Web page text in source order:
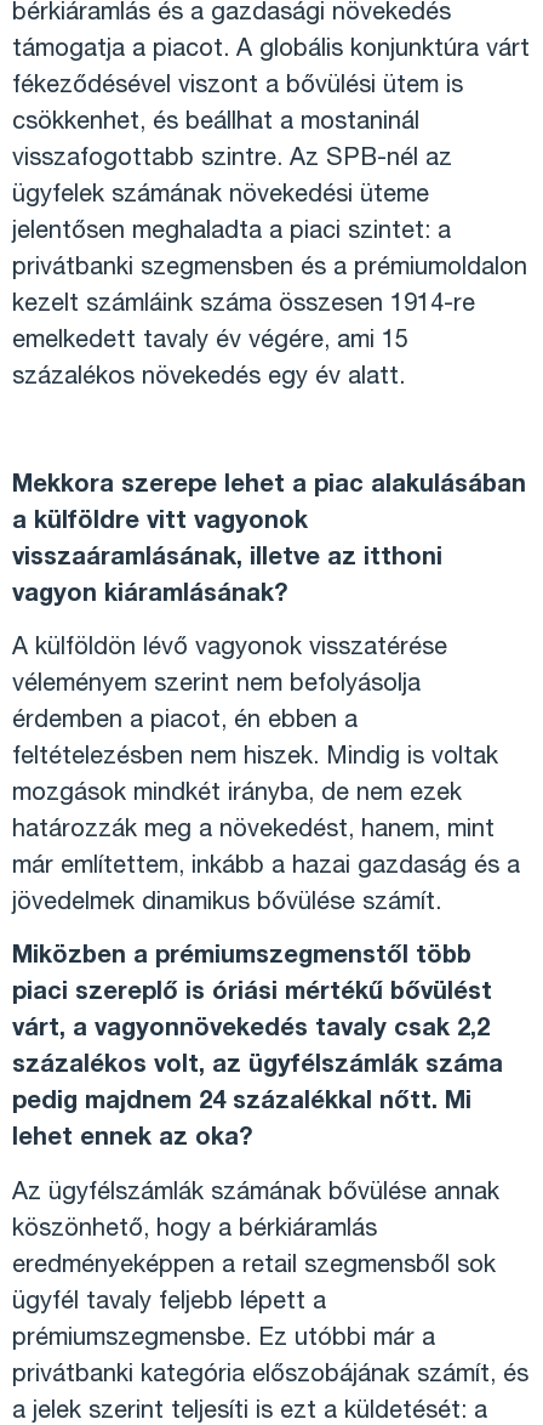
bérkiáramlás és a gazdasági növekedés
támogatja a piacot. A globális konjunktúra várt
fékeződésével viszont a bővülési ütem is
csökkenhet, és beállhat a mostaninál
visszafogottabb szintre. Az SPB-nél az
ügyfelek számának növekedési üteme
jelentősen meghaladta a piaci szintet: a
privátbanki szegmensben és a prémiumoldalon
kezelt számláink száma összesen 1914-re
emelkedett tavaly év végére, ami 15
százalékos növekedés egy év alatt.
Mekkora szerepe lehet a piac alakulásában
a külföldre vitt vagyonok
visszaáramlásának, illetve az itthoni
vagyon kiáramlásának?
A külföldön lévő vagyonok visszatérése
véleményem szerint nem befolyásolja
érdemben a piacot, én ebben a
feltételezésben nem hiszek. Mindig is voltak
mozgások mindkét irányba, de nem ezek
határozzák meg a növekedést, hanem, mint
már említettem, inkább a hazai gazdaság és a
jövedelmek dinamikus bővülése számít.
Miközben a prémiumszegmenstől több
piaci szereplő is óriási mértékű bővülést
várt, a vagyonnövekedés tavaly csak 2,2
százalékos volt, az ügyfélszámlák száma
pedig majdnem 24 százalékkal nőtt. Mi
lehet ennek az oka?
Az ügyfélszámlák számának bővülése annak
köszönhető, hogy a bérkiáramlás
eredményeképpen a retail szegmensből sok
ügyfél tavaly feljebb lépett a
prémiumszegmensbe. Ez utóbbi már a
privátbanki kategória előszobájának számít, és
a jelek szerint teljesíti is ezt a küldetését: a